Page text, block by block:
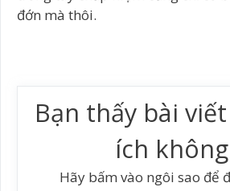
đớn mà thôi.
Bạn thấy bài
ích
Hãy bấm vào ngôi sao để